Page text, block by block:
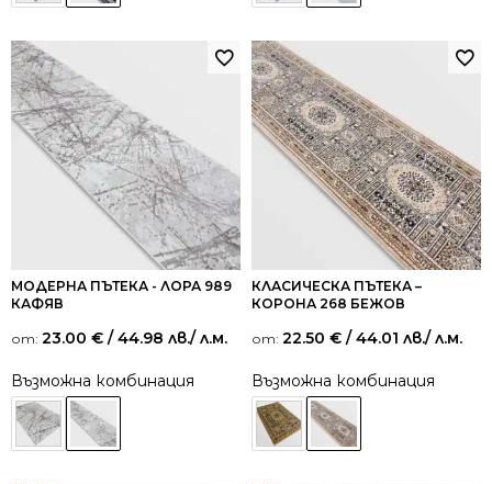
МОДЕРНА ПЪТЕКА - ЛОРА 989
КАФЯВ
от: 23.00 € / 44.98 лв./ л.м.
Възможна комбинация
КЛАСИЧЕСКА ПЪТЕКА –
КОРОНА 268 БЕЖОВ
от: 22.50 € / 44.01 лв./ л.м.
Възможна комбинация